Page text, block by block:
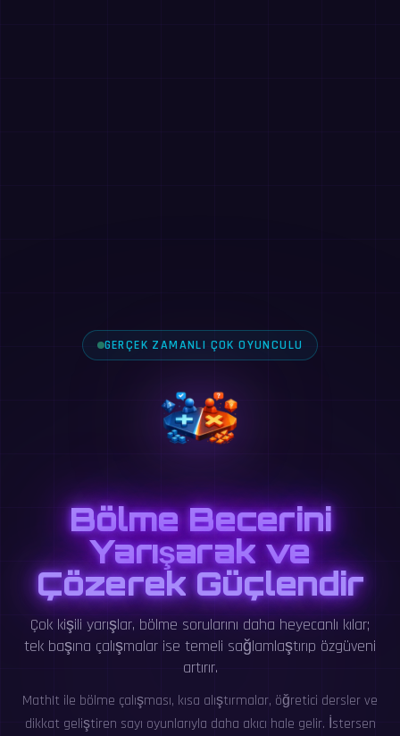
GERÇEK ZAMANLI ÇOK OYUNCULU
Bölme Becerini
Yarışarak ve
Çözerek Güçlendir
Çok kişili yarışlar, bölme sorularını daha heyecanlı kılar;
tek başına çalışmalar ise temeli sağlamlaştırıp özgüveni
artırır.
MathIt ile bölme çalışması, kısa alıştırmalar, öğretici dersler ve
dikkat geliştiren sayı oyunlarıyla daha akıcı hale gelir. İstersen